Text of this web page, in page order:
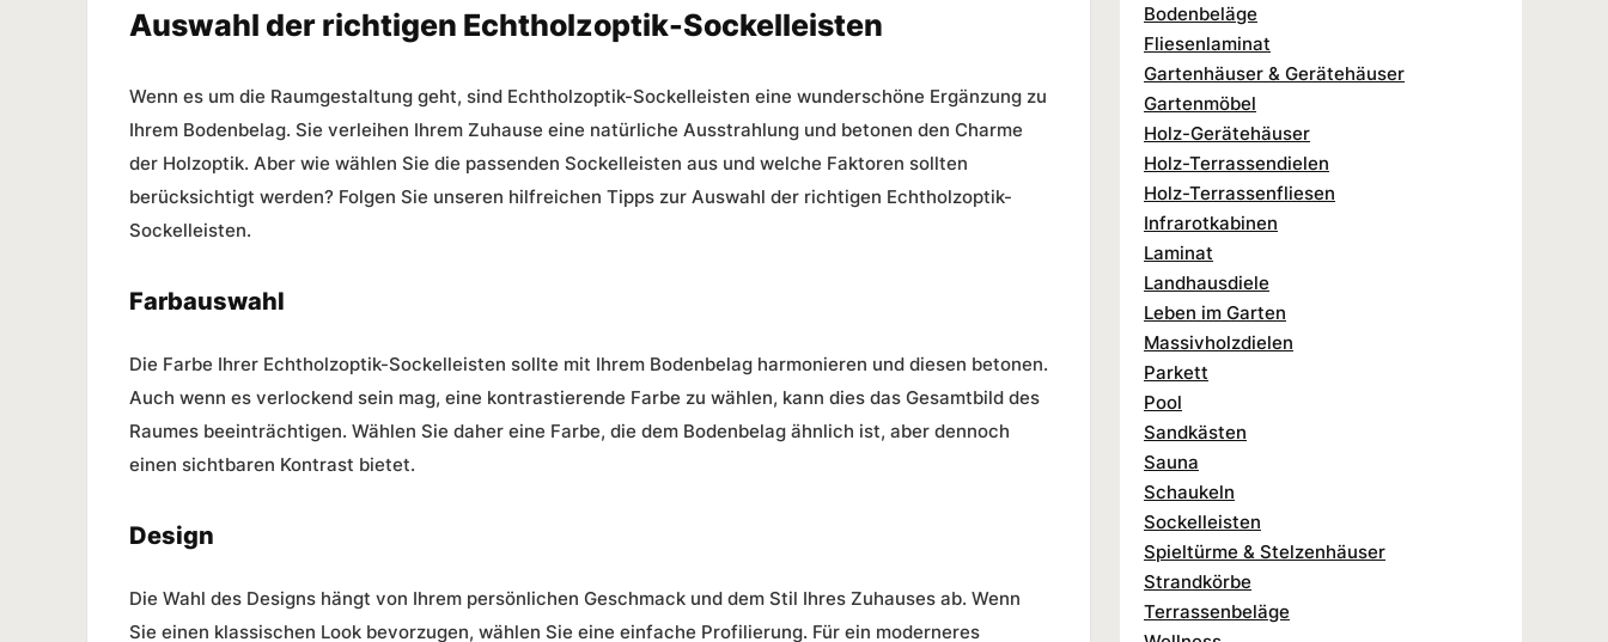
Auswahl der richtigen Echtholzoptik-Sockelleisten
Wenn es um die Raumgestaltung geht, sind Echtholzoptik-Sockelleisten eine wunderschöne Ergänzung zu
Ihrem Bodenbelag. Sie verleihen Ihrem Zuhause eine natürliche Ausstrahlung und betonen den Charme
der Holzoptik. Aber wie wählen Sie die passenden Sockelleisten aus und welche Faktoren sollten
berücksichtigt werden? Folgen Sie unseren hilfreichen Tipps zur Auswahl der richtigen Echtholzoptik-
Sockelleisten.
Farbauswahl
Die Farbe Ihrer Echtholzoptik-Sockelleisten sollte mit Ihrem Bodenbelag harmonieren und diesen betonen.
Auch wenn es verlockend sein mag, eine kontrastierende Farbe zu wählen, kann dies das Gesamtbild des
Raumes beeinträchtigen. Wählen Sie daher eine Farbe, die dem Bodenbelag ähnlich ist, aber dennoch
einen sichtbaren Kontrast bietet.
Design
Die Wahl des Designs hängt von Ihrem persönlichen Geschmack und dem Stil Ihres Zuhauses ab. Wenn
Sie einen klassischen Look bevorzugen, wählen Sie eine einfache Profilierung. Für ein moderneres
Bodenbeläge
Fliesenlaminat
Gartenhäuser & Gerätehäuser
Gartenmöbel
Holz-Gerätehäuser
Holz-Terrassendielen
Holz-Terrassenfliesen
Infrarotkabinen
Laminat
Landhausdiele
Leben im Garten
Massivholzdielen
Parkett
Pool
Sandkästen
Sauna
Schaukeln
Sockelleisten
Spieltürme & Stelzenhäuser
Strandkörbe
Terrassenbeläge